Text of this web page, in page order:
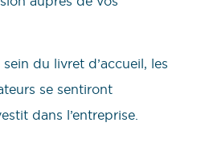
du livret d’accueil, les
se sentiront
dans l’entreprise.